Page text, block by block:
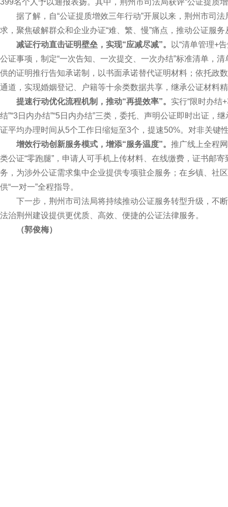
399名个人予以通报表扬。其中，荆州市司法局获评“公证提质
据了解，自“公证提质增效三年行动”开展以来，荆州市司法
求，聚焦破解群众和企业办证“难、繁、慢”痛点，推动公证服务
减证行动直击证明壁垒，实现“应减尽减”。
以“清单管理+
公证事项，制定“一次告知、一次提交、一次办结”标准清单，
供的证明推行告知承诺制，以书面承诺替代证明材料；依托政
通道，实现婚姻登记、户籍等十余类数据共享，继承公证材料
提速行动优化流程机制，推动“再提效率”。 实行“限时办结
结”“3日内办结”“5日内办结”三类，委托、声明公证即时出证，
证平均办理时间从5个工作日缩短至3个，提速50%。对非关键
增效行动创新服务模式，增添“服务温度”。 推广线上全程
类公证“零跑腿”，申请人可手机上传材料、在线缴费，证书邮
务，为涉外公证需求集中企业提供专项驻企服务；在乡镇、社
供“一对一”全程指导。
下一步，荆州市司法局将持续推动公证服务转型升级，不
法治荆州建设提供更优质、高效、便捷的公证法律服务。
（郭俊梅）